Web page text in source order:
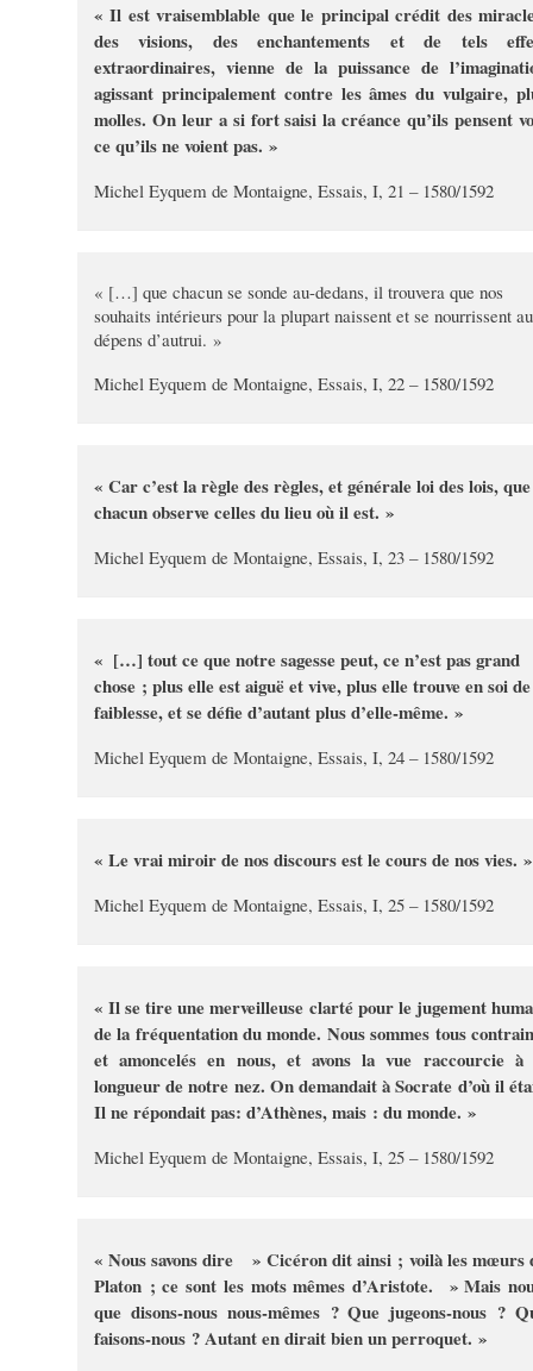
« Il est vraisemblable que le principal crédit des
des visions, des enchantements et de tels
extraordinaires, vienne de la puissance de
agissant principalement contre les âmes du vulgaire,
molles. On leur a si fort saisi la créance qu’ils pensent
ce qu’ils ne voient pas. »
Michel Eyquem de Montaigne, Essais, I, 21 – 1580/1592
« […] que chacun se sonde au-dedans, il trouvera que nos
souhaits intérieurs pour la plupart naissent et se nourrissent
dépens d’autrui. »
Michel Eyquem de Montaigne, Essais, I, 22 – 1580/1592
« Car c’est la règle des règles, et générale loi des lois, que
chacun observe celles du lieu où il est. »
Michel Eyquem de Montaigne, Essais, I, 23 – 1580/1592
« […] tout ce que notre sagesse peut, ce n’est pas grand
chose ; plus elle est aiguë et vive, plus elle trouve en soi de
faiblesse, et se défie d’autant plus d’elle-même. »
Michel Eyquem de Montaigne, Essais, I, 24 – 1580/1592
« Le vrai miroir de nos discours est le cours de nos vies. »
Michel Eyquem de Montaigne, Essais, I, 25 – 1580/1592
« Il se tire une merveilleuse clarté pour le jugement
de la fréquentation du monde. Nous sommes tous
et amoncelés en nous, et avons la vue raccourcie à
longueur de notre nez. On demandait à Socrate d’où il
Il ne répondait pas: d’Athènes, mais : du monde. »
Michel Eyquem de Montaigne, Essais, I, 25 – 1580/1592
« Nous savons dire » Cicéron dit ainsi ; voilà les mœurs
Platon ; ce sont les mots mêmes d’Aristote. » Mais
que disons-nous nous-mêmes ? Que jugeons-nous ?
faisons-nous ? Autant en dirait bien un perroquet. »